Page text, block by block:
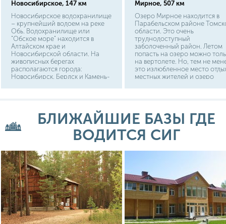
Новосибирское, 147 км
Новосибирское водохранилище
– крупнейший водоем на реке
Обь. Водохранилище или
"Обское море" находится в
Алтайском крае и
Новосибирской области. На
живописных берегах
располагаются города:
Новосибирск, Бердск и Камень-
проехать считанные километры.
До назначенного места можно
доехать на автобусе и
электричке. Приехали на
переправиться на
противоположный берег? Здесь
действуют паромы, которые
максимально быстро доставят
вас.
Мирное, 507 км
Озеро Мирное находится в
Парабельском районе
области. Это очень
труднодоступный
заболоченный район. Летом
попасть на озеро можно
на вертолете. Но, тем не
это излюбленное место
местных жителей и озеро
озеро с северо-западной
стороны. Расстояние от
областной столицы города
Томска до озера Мирного по
БЛИЖАЙШИЕ БАЗЫ ГДЕ
ВОДИТСЯ СИГ